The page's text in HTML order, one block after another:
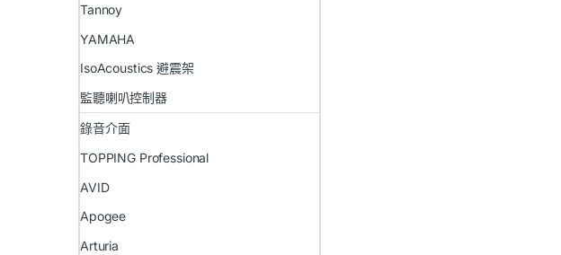
Tannoy
YAMAHA
IsoAcoustics 避震架
監聽喇叭控制器
錄音介面
TOPPING Professional
AVID
Apogee
Arturia